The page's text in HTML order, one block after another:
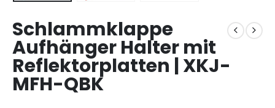
Schlammklappe
Aufhänger Halter mit
Reflektorplatten | XKJ-
MFH-QBK